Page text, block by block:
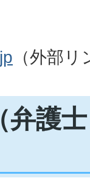
（外部
弁護